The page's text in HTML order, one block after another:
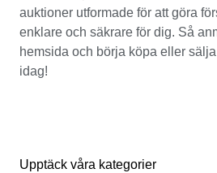
auktioner utformade för att göra
enklare och säkrare för dig. Så
hemsida och börja köpa eller
idag!
Upptäck våra kategorier